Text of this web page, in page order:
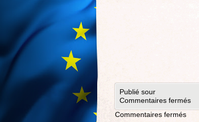
Publié sour
Commentaires fermés
Commentaires fermés